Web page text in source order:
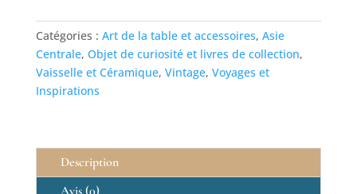
Catégories : Art de la table et accessoires, Asie
Centrale, Objet de curiosité et livres de collection,
Vaisselle et Céramique, Vintage, Voyages et
Inspirations
Description